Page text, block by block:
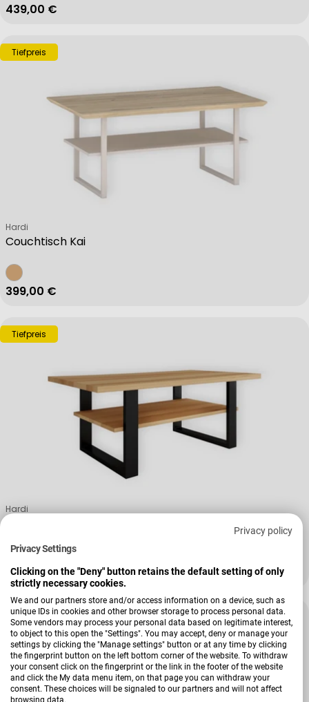
Privacy policy
Privacy Settings
Clicking on the "Deny" button retains the default setting of only
strictly necessary cookies.
We and our partners store and/or access information on a device, such as
unique IDs in cookies and other browser storage to process personal data.
Some vendors may process your personal data based on legitimate interest,
to object to this open the "Settings". You may accept, deny or manage your
settings by clicking the "Manage settings" button or at any time by clicking
the fingerprint button on the left bottom corner of the website. To withdraw
your consent click on the fingerprint or the link in the footer of the website
and click the My data menu item, on that page you can withdraw your
consent. These choices will be signaled to our partners and will not affect
browsing data.
Regulärer Preis
439,00 €
Tiefpreis
Couchtisch Kai
Verkäufer:
Hardi
Regulärer Preis
399,00 €
Tiefpreis
Verkäufer:
Hardi
+ Weitere Varianten
Regulärer Preis
289,00 €
Sale -33 %